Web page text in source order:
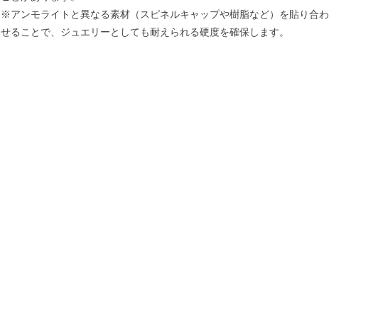
※アンモライトと異なる素材（スピネルキャップや樹脂など）を貼り合わ
せることで、ジュエリーとしても耐えられる硬度を確保します。